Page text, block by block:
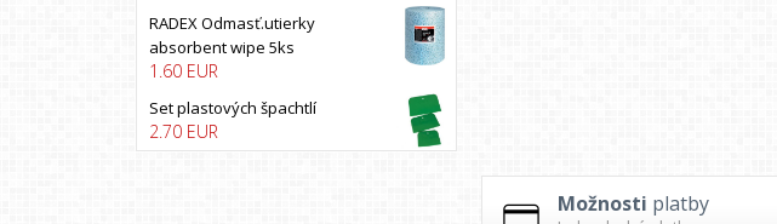
COYOTE
CXS
DECO COLOR
DINITROL
RADEX Odmasť.utierky
absorbent wipe 5ks
1.60 EUR
Set plastových špachtlí
2.70 EUR
Možnosti platby